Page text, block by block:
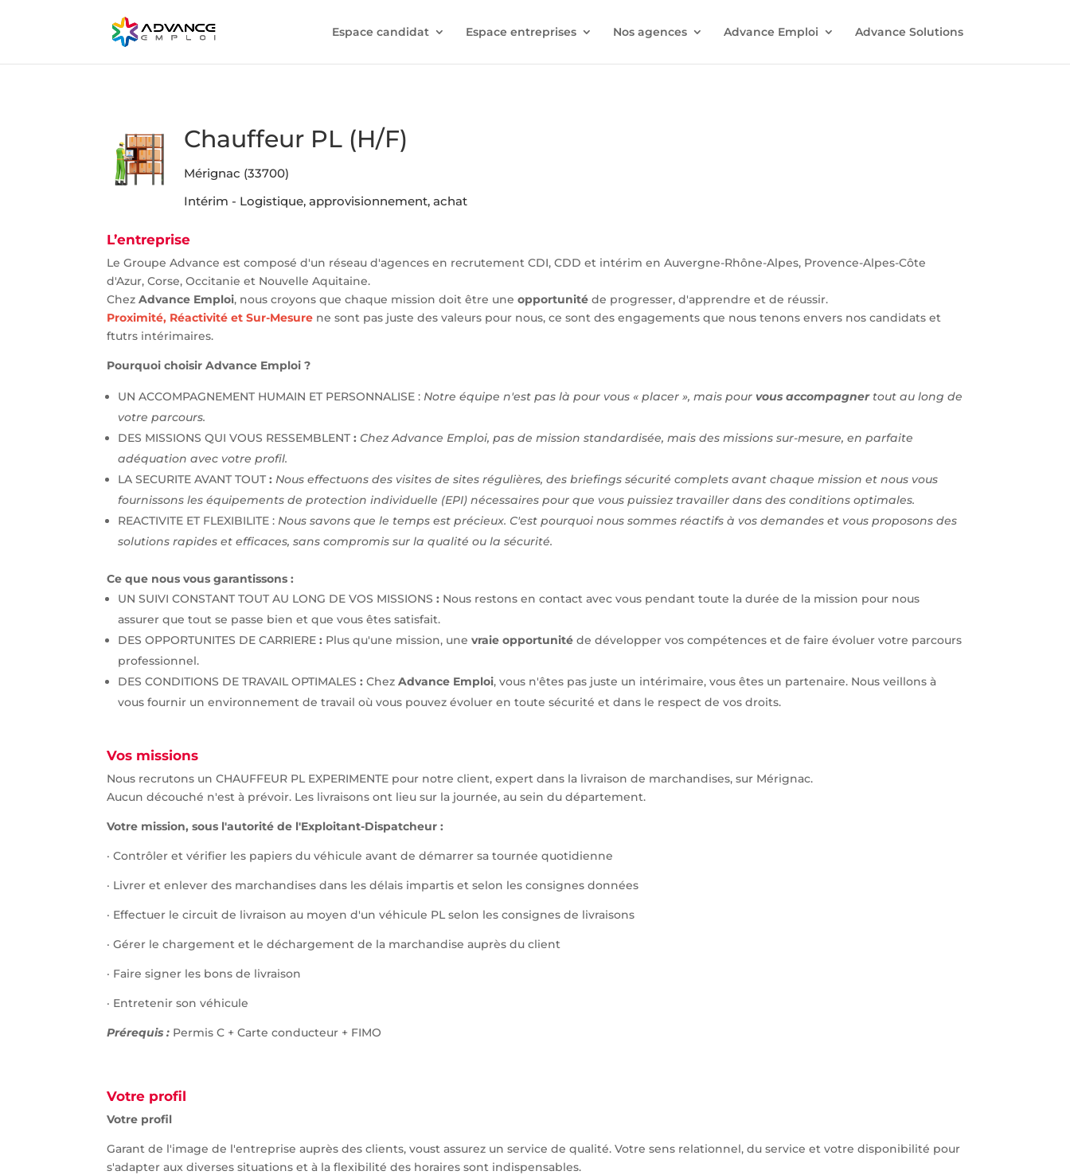
Espace candidat Espace entreprises Nos agences Advance Emploi Advance Solutions
Chauffeur PL (H/F)
Mérignac (33700)
Intérim - Logistique, approvisionnement, achat
L’entreprise
Le Groupe Advance est composé d'un réseau d'agences en recrutement CDI, CDD et intérim en Auvergne-Rhône-Alpes, Provence-Alpes-Côte
d'Azur, Corse, Occitanie et Nouvelle Aquitaine.
ChezAdvance Emploi, nous croyons que chaque mission doit être uneopportunité de progresser, d'apprendre et de réussir.
Proximité, Réactivité et Sur-Mesure ne sont pas juste des valeurs pour nous, ce sont des engagements que nous tenons envers nos candidats et
ftutrs intérimaires.
Pourquoi choisir Advance Emploi ?
UN ACCOMPAGNEMENT HUMAIN ET PERSONNALISE : Notre équipe n'est pas là pour vous « placer », mais pourvous accompagnertout au long de
votre parcours.
DES MISSIONS QUI VOUS RESSEMBLENT: Chez Advance Emploi, pas de mission standardisée, mais des missions sur-mesure, en parfaite
adéquation avec votre profil.
LA SECURITE AVANT TOUT : Nous effectuons des visites de sites régulières, des briefings sécurité complets avant chaque mission et nous vous
fournissons les équipements de protection individuelle (EPI) nécessaires pour que vous puissiez travailler dans des conditions optimales.
REACTIVITE ET FLEXIBILITE :Nous savons que le temps est précieux. C'est pourquoi nous sommes réactifs à vos demandes et vous proposons des
solutions rapides et efficaces, sans compromis sur la qualité ou la sécurité.
Ce que nous vous garantissons :
UN SUIVI CONSTANT TOUT AU LONG DE VOS MISSIONS : Nous restons en contact avec vous pendant toute la durée de la mission pour nous
assurer que tout se passe bien et que vous êtes satisfait.
DES OPPORTUNITES DE CARRIERE : Plus qu'une mission, unevraie opportunité de développer vos compétences et de faire évoluer votre parcours
professionnel.
DES CONDITIONS DE TRAVAIL OPTIMALES: ChezAdvance Emploi, vous n'êtes pas juste un intérimaire, vous êtes un partenaire. Nous veillons à
vous fournir un environnement de travail où vous pouvez évoluer en toute sécurité et dans le respect de vos droits.
Vos missions
Nous recrutons un CHAUFFEUR PL EXPERIMENTE pour notre client, expert dans la livraison de marchandises, sur Mérignac.
Aucun découché n'est à prévoir. Les livraisons ont lieu sur la journée, au sein du département.
Votre mission, sous l'autorité de l'Exploitant-Dispatcheur :
· Contrôler et vérifier les papiers du véhicule avant de démarrer sa tournée quotidienne
· Livrer et enlever des marchandises dans les délais impartis et selon les consignes données
· Effectuer le circuit de livraison au moyen d'un véhicule PL selon les consignes de livraisons
· Gérer le chargement et le déchargement de la marchandise auprès du client
· Faire signer les bons de livraison
· Entretenir son véhicule
Prérequis : Permis C + Carte conducteur + FIMO
Votre profil
Votre profil
Garant de l'image de l'entreprise auprès des clients, voust assurez un service de qualité. Votre sens relationnel, du service et votre disponibilité pour
s'adapter aux diverses situations et à la flexibilité des horaires sont indispensables.